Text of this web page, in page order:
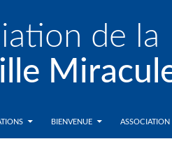
BIENVENUE ASSOCIATION